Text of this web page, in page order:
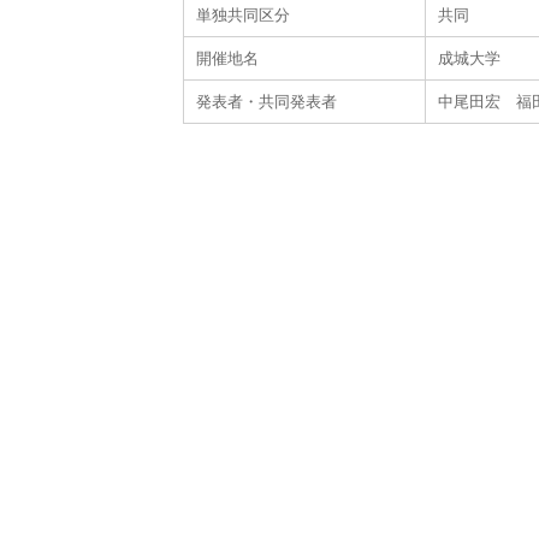
単独共同区分 共同
開催地名 成城大学
発表者・共同発表者 中尾田宏 福